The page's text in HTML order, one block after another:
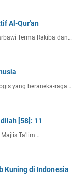
Al-Qur'an
Terma Rakiba dan…
yang beraneka-raga…
[58]: 11
Majlis Ta'lim …
Kuning di Indonesia